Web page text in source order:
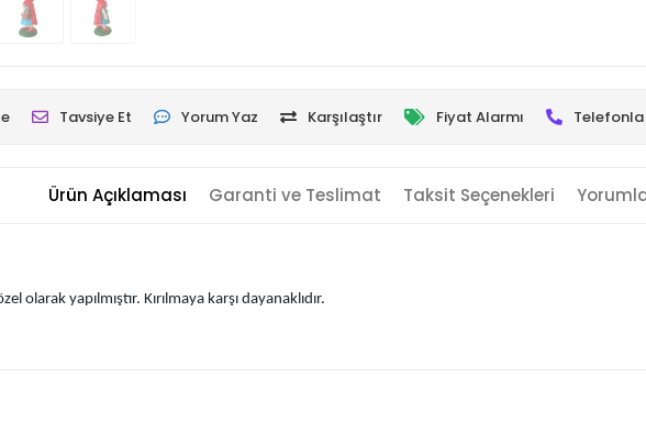
Tavsiye Et Yorum Yaz Karşılaştır Fiyat Alarmı Telefonla
Ürün Açıklaması Garanti ve Teslimat Taksit Seçenekleri
yapılmıştır. Kırılmaya karşı dayanaklıdır.